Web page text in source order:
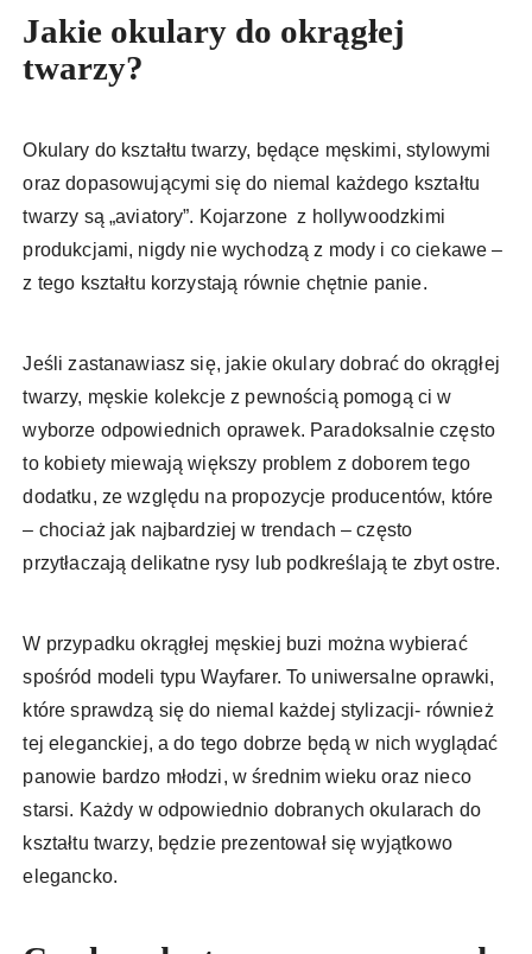
Jakie okulary do okrągłej
twarzy?
Okulary do kształtu twarzy, będące męskimi, stylowymi
oraz dopasowującymi się do niemal każdego kształtu
twarzy są „aviatory”. Kojarzone z hollywoodzkimi
produkcjami, nigdy nie wychodzą z mody i co ciekawe –
z tego kształtu korzystają równie chętnie panie.
Jeśli zastanawiasz się, jakie okulary dobrać do okrągłej
twarzy, męskie kolekcje z pewnością pomogą ci w
wyborze odpowiednich oprawek. Paradoksalnie często
to kobiety miewają większy problem z doborem tego
dodatku, ze względu na propozycje producentów, które
– chociaż jak najbardziej w trendach – często
przytłaczają delikatne rysy lub podkreślają te zbyt ostre.
W przypadku okrągłej męskiej buzi można wybierać
spośród modeli typu Wayfarer. To uniwersalne oprawki,
które sprawdzą się do niemal każdej stylizacji- również
tej eleganckiej, a do tego dobrze będą w nich wyglądać
panowie bardzo młodzi, w średnim wieku oraz nieco
starsi. Każdy w odpowiednio dobranych okularach do
kształtu twarzy, będzie prezentował się wyjątkowo
elegancko.